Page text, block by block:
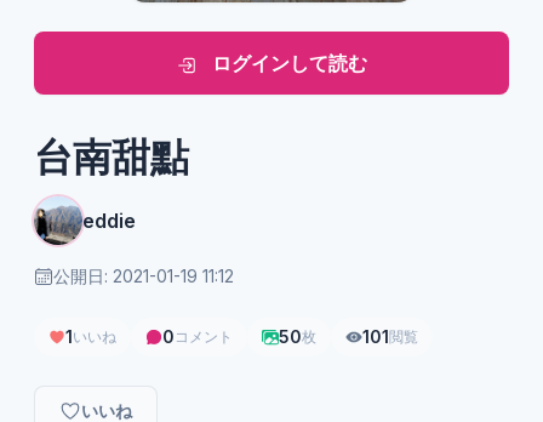
ログインして読む
台南甜點
eddie
公開日: 2021-01-19 11:12
1いいね 0 コメント 50枚 101閲覧
いいね